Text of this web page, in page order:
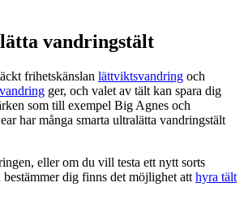
vandringstält
frihetskänslan lättviktsvandring och
ger, och valet av tält kan spara dig
som till exempel Big Agnes och
har många smarta ultralätta vandringstält
eller om du vill testa ett nytt sorts
dig finns det möjlighet att hyra tält